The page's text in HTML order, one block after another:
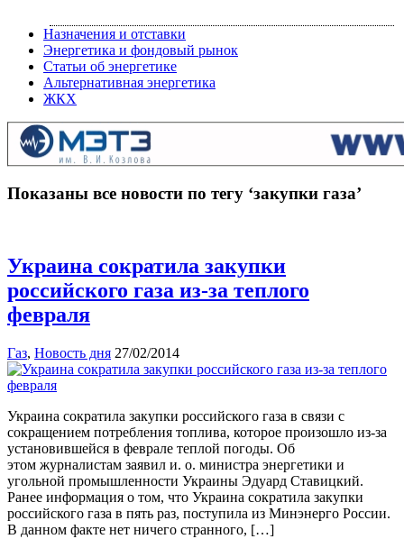
Назначения и отставки
Энергетика и фондовый рынок
Статьи об энергетике
Альтернативная энергетика
ЖКХ
Показаны все новости по тегу ‘закупки газа’
Украина сократила закупки
российского газа из-за теплого
февраля
Газ, Новость дня 27/02/2014
Украина сократила закупки российского газа в связи с
сокращением потребления топлива, которое произошло из-за
установившейся в феврале теплой погоды. Об
этом журналистам заявил и. о. министра энергетики и
угольной промышленности Украины Эдуард Ставицкий.
Ранее информация о том, что Украина сократила закупки
российского газа в пять раз, поступила из Минэнерго России.
В данном факте нет ничего странного, […]